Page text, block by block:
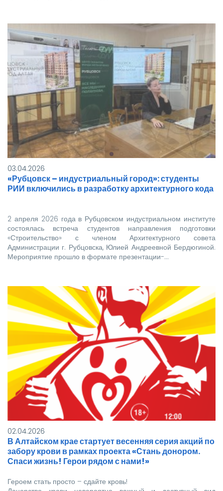
03.04.2026
«Рубцовск – индустриальный город»: студенты
РИИ включились в разработку архитектурного кода
2 апреля 2026 года в Рубцовском индустриальном институте
состоялась встреча студентов направления подготовки
«Строительство» с членом Архитектурного совета
Администрации г. Рубцовска, Юлией Андреевной Бердюгиной.
Мероприятие прошло в формате презентации-…
02.04.2026
В Алтайском крае стартует весенняя серия акций по
забору крови в рамках проекта «Стань донором.
Спаси жизнь! Герои рядом с нами!»
Героем стать просто – сдайте кровь!